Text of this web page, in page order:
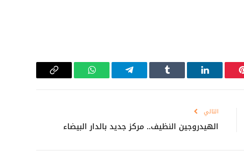
بينتيريستلينكدإن Tumblr تيلقرام واتساب
Copy
التالي
الهيدروجين النظيف.. مركز جديد بالدار البيضاء